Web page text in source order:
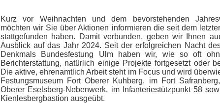
Kurz vor Weihnachten und dem bevorstehenden
möchten wir Sie über Aktionen informieren die seit dem
stattgefunden haben. Damit verbunden, geben wir Ihnen
Ausblick auf das Jahr 2024. Seit der erfolgreichen Nacht
Denkmals Bundesfestung Ulm haben wir, wie so oft
Berichterstattung, natürlich einige Projekte fortgesetzt oder
Die aktive, ehrenamtlich Arbeit steht im Focus und wird
Festungsmuseum Fort Oberer Kuhberg, im Fort
Oberer Eselsberg-Nebenwerk, im Infanteriestützpunkt 58
Kienlesbergbastion ausgeübt.